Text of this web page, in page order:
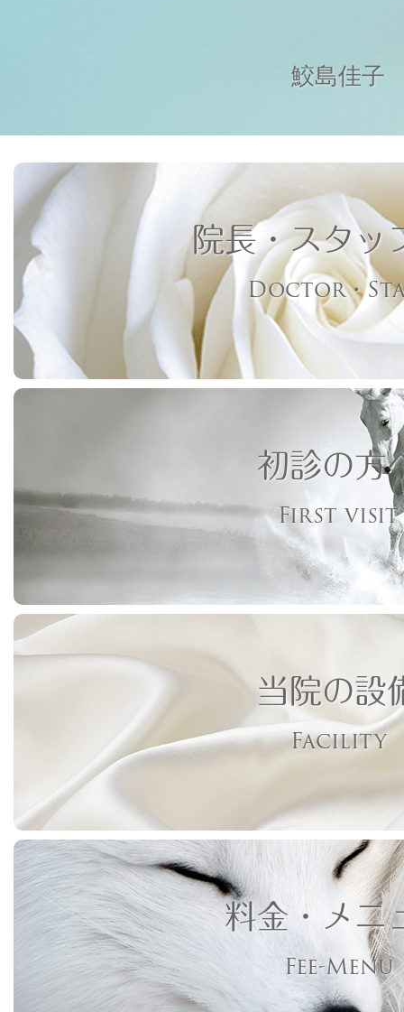
鮫島佳子
院長・スタッ
Doctor・
初診の方
First visit
当院の設
Facility
料金・メニ
Fee-Menu